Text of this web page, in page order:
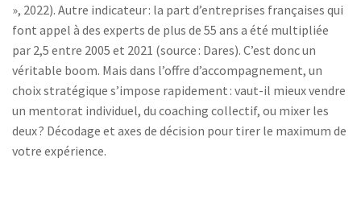
», 2022). Autre indicateur : la part d’entreprises françaises qui
font appel à des experts de plus de 55 ans a été multipliée
par 2,5 entre 2005 et 2021 (source : Dares). C’est donc un
véritable boom. Mais dans l’offre d’accompagnement, un
choix stratégique s’impose rapidement : vaut-il mieux vendre
un mentorat individuel, du coaching collectif, ou mixer les
deux ? Décodage et axes de décision pour tirer le maximum de
votre expérience.